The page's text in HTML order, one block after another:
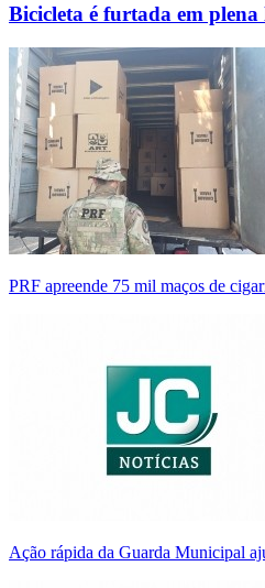
Bicicleta é furtada em
PRF apreende 75 mil maços de
Ação rápida da Guarda Municipal